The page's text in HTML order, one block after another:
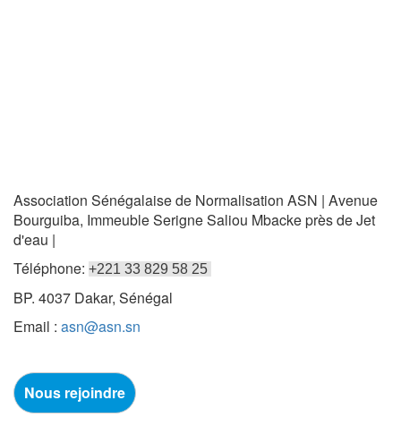
Association Sénégalaise de Normalisation ASN | Avenue
Bourguiba, Immeuble Serigne Saliou Mbacke près de Jet
d'eau |
Téléphone: +221 33 829 58 25
BP. 4037 Dakar, Sénégal
Email : asn@asn.sn
Nous rejoindre